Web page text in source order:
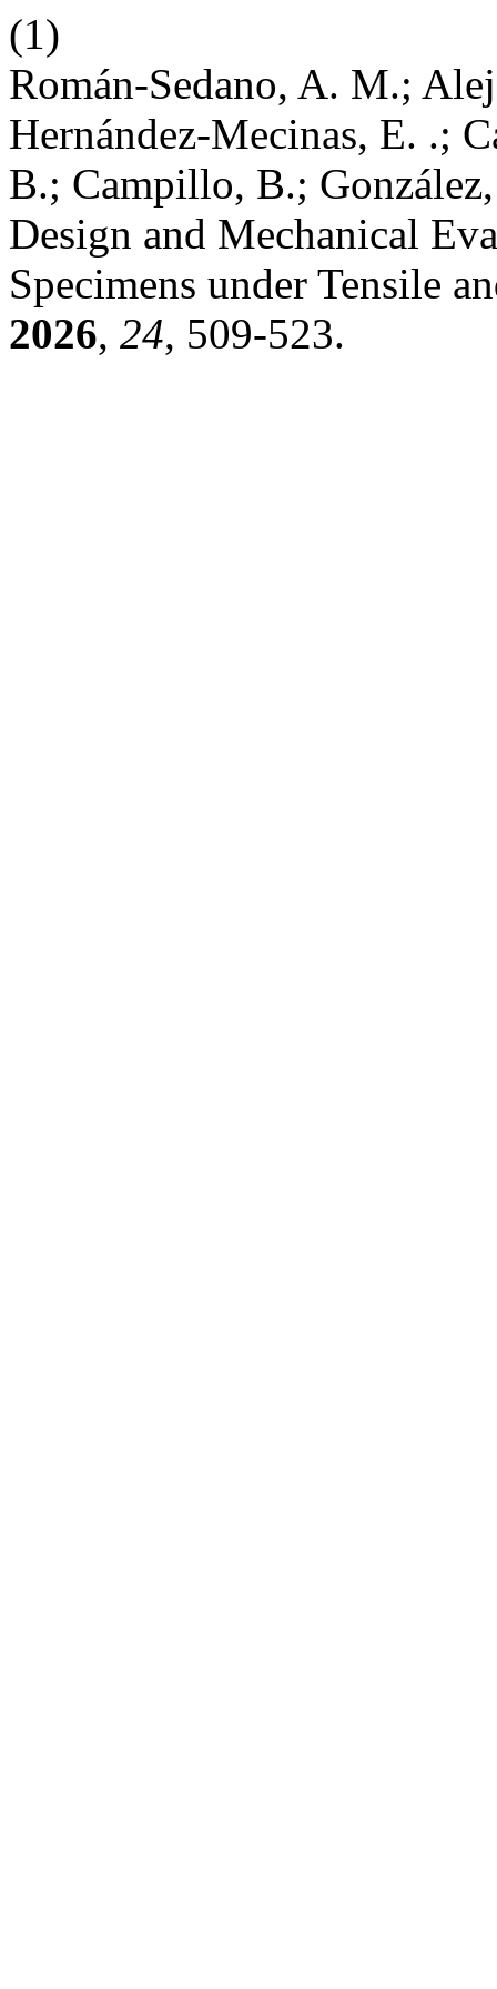
(1)
Román-Sedano, A. M.;
Hernández-Mecinas, E. .;
B.; Campillo, B.;
Design and Mechanical
Specimens under Tensile
2026, 24, 509-523.